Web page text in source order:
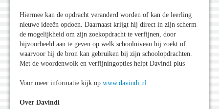
Hiermee kan de opdracht veranderd worden of kan de leerling
nieuwe ideeën opdoen. Daarnaast krijgt hij direct in zijn scherm
de mogelijkheid om zijn zoekopdracht te verfijnen, door
bijvoorbeeld aan te geven op welk schoolniveau hij zoekt of
waarvoor hij de bron kan gebruiken bij zijn schoolopdrachten.
Met de woordenwolk en verfijningopties helpt Davindi plus
Voor meer informatie kijk op www.davindi.nl
Over Davindi